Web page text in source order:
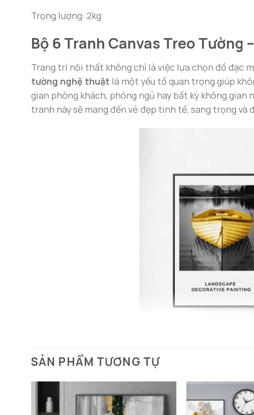
Trọng lượng: 2kg
Bộ 6 Tranh Canvas Treo Tường
Trang trí nội thất không chỉ là việc lựa chọn đồ đạc
tường nghệ thuật là một yếu tố quan trọng giúp
gian phòng khách, phòng ngủ hay bất kỳ không gian
tranh này sẽ mang đến vẻ đẹp tinh tế, sang trọng và
SẢN PHẨM TƯƠNG TỰ